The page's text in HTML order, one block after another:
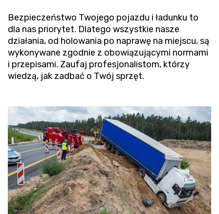
Bezpieczeństwo Twojego pojazdu i ładunku to
dla nas priorytet. Dlatego wszystkie nasze
działania, od holowania po naprawę na miejscu, są
wykonywane zgodnie z obowiązującymi normami
i przepisami. Zaufaj profesjonalistom, którzy
wiedzą, jak zadbać o Twój sprzęt.